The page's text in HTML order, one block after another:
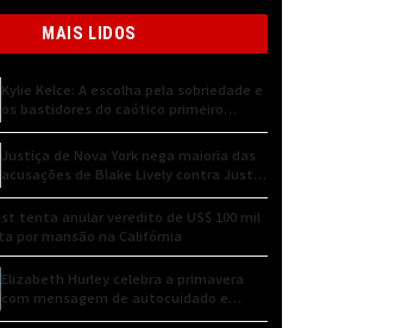
MAIS LIDOS
Kylie Kelce: A escolha pela sobriedade e
os bastidores do caótico primeiro
encontro
Justiça de Nova York nega maioria das
acusações de Blake Lively contra Justin
Baldoni
tenta anular veredito de US$ 100 mil
por mansão na Califórnia
Elizabeth Hurley celebra a primavera
com mensagem de autocuidado e
conexão natural